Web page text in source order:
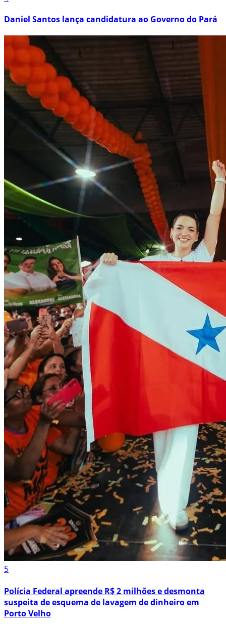
Daniel Santos lança candidatura ao Governo do Pará
5
Polícia Federal apreende R$ 2 milhões e desmonta
suspeita de esquema de lavagem de dinheiro em
Porto Velho